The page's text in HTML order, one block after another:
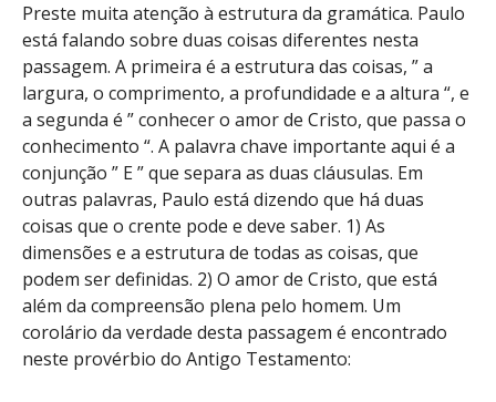
Preste muita atenção à estrutura da gramática. Paulo
está falando sobre duas coisas diferentes nesta
passagem. A primeira é a estrutura das coisas, ” a
largura, o comprimento, a profundidade e a altura “, e
a segunda é ” conhecer o amor de Cristo, que passa o
conhecimento “. A palavra chave importante aqui é a
conjunção ” E ” que separa as duas cláusulas. Em
outras palavras, Paulo está dizendo que há duas
coisas que o crente pode e deve saber. 1) As
dimensões e a estrutura de todas as coisas, que
podem ser definidas. 2) O amor de Cristo, que está
além da compreensão plena pelo homem. Um
corolário da verdade desta passagem é encontrado
neste provérbio do Antigo Testamento: